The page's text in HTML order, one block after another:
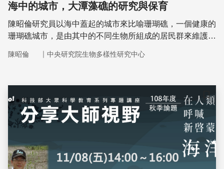
海中的城市，大潭藻礁的研究與保育
陳昭倫研究員以海中蓋起的城市來比喻珊瑚礁，一個健康的
珊瑚礁城市，是由其中的不同生物所組成的居民群來維護
人類的生活，突顯了保育的重要性。
陳昭倫 ｜ 中央研究院生物多樣性研究中心
儲存